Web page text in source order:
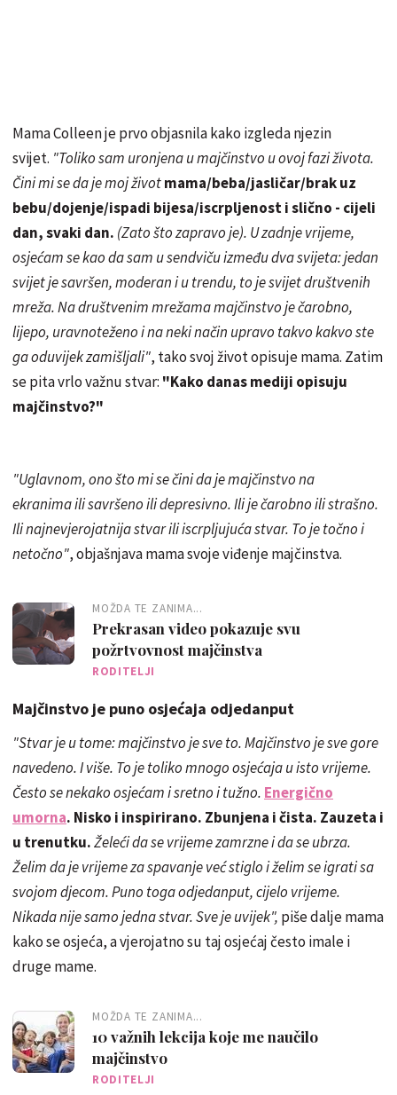
Mama Colleen je prvo objasnila kako izgleda njezin
svijet. "Toliko sam uronjena u majčinstvo u ovoj fazi života.
Čini mi se da je moj životmama/beba/jasličar/brak uz
bebu/dojenje/ispadi bijesa/iscrpljenost i slično - cijeli
dan, svaki dan. (Zato što zapravo je). U zadnje vrijeme,
osjećam se kao da sam u sendviču između dva svijeta: jedan
svijet je savršen, moderan i u trendu, to je svijet društvenih
mreža. Na društvenim mrežama majčinstvo je čarobno,
lijepo, uravnoteženo i na neki način upravo takvo kakvo ste
ga oduvijek zamišljali", tako svoj život opisuje mama. Zatim
se pita vrlo važnu stvar: "Kako danas mediji opisuju
majčinstvo?"
"Uglavnom, ono što mi se čini da je majčinstvo na
ekranima ili savršeno ili depresivno. Ili je čarobno ili strašno.
Ili najnevjerojatnija stvar ili iscrpljujuća stvar. To je točno i
netočno", objašnjava mama svoje viđenje majčinstva.
MOŽDA TE ZANIMA...
Prekrasan video pokazuje svu
požrtvovnost majčinstva
RODITELJI
Majčinstvo je puno osjećaja odjedanput
"Stvar je u tome: majčinstvo je sve to. Majčinstvo je sve gore
navedeno. I više. To je toliko mnogo osjećaja u isto vrijeme.
Često se nekako osjećam i sretno i tužno. Energično
umorna. Nisko i inspirirano. Zbunjena i čista. Zauzeta i
u trenutku.Želeći da se vrijeme zamrzne i da se ubrza.
Želim da je vrijeme za spavanje već stiglo i želim se igrati sa
svojom djecom. Puno toga odjedanput, cijelo vrijeme.
Nikada nije samo jedna stvar. Sve je uvijek", piše dalje mama
kako se osjeća, a vjerojatno su taj osjećaj često imale i
druge mame.
MOŽDA TE ZANIMA...
10 važnih lekcija koje me naučilo
majčinstvo
RODITELJI